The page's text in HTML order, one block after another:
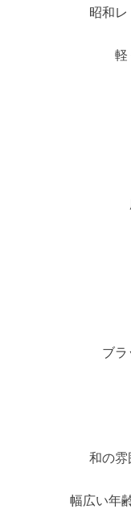
昭和レ
軽
ブラ
和の雰
幅広い年